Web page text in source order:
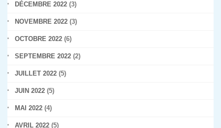
DÉCEMBRE 2022 (3)
NOVEMBRE 2022 (3)
OCTOBRE 2022 (6)
SEPTEMBRE 2022 (2)
JUILLET 2022 (5)
JUIN 2022 (5)
MAI 2022 (4)
AVRIL 2022 (5)